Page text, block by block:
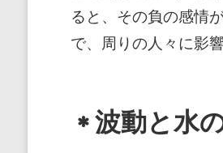
ると、その負の感情
で、周りの人々に影
＊波動と水